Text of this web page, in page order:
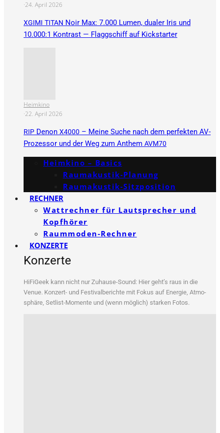
·24. April 2026
XGIMI TITAN Noir Max: 7.000 Lumen, dualer Iris und
10.000:1 Kontrast — Flaggschiff auf Kickstarter
Heimkino
·22. April 2026
RIP Denon X4000 – Meine Suche nach dem perfekten AV-
Prozessor und der Weg zum Anthem AVM70
Heimkino – Basics
Raumakustik-Planung
Raumakustik-Sitzposition
RECHNER
Wattrechner für Lautsprecher und
Kopfhörer
Raummoden-Rechner
KONZERTE
Konzerte
HiFi­Ge­ek kann nicht nur Zuhau­se-Sound: Hier geht’s raus in die
Venue. Kon­zert- und Fes­ti­val­be­rich­te mit Fokus auf Ener­gie, Atmo­
sphä­re, Set­list-Momen­te und (wenn mög­lich) star­ken Fotos.